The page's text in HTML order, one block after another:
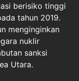
berisiko tinggi
tahun 2019.
menginginkan
nuklir
sanksi
Utara.